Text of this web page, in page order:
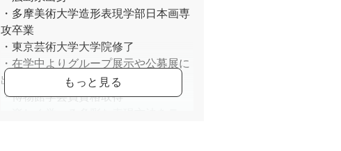
・多摩美術大学造形表現学部日本画専
攻卒業
・東京芸術大学大学院修了
・在学中よりグループ展示や公募展に
出品
・博物館学芸員資格取得